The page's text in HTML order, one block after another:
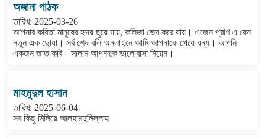
অজানা পাঠক
তারিখ: 2025-03-26
আপনার কবিতা মানুষের হৃদয় ছুয়ে যায়, কলিজা ভেদ করে যায়। এজেন প্রাণ এ যেন
নতুন এক ছোয়া। সর্ব শেষ বলি অনলাইনে আমি আপনাকে পেয়ে ধন্য। আপনি
একজন জাত কবি। সালাম আপনাকে ভালোবাসা নিয়েন।
মাহমুদুল হাসান
তারিখ: 2025-06-04
সব কিছু মিলিয়ে আলহামদুলিল্লাহ